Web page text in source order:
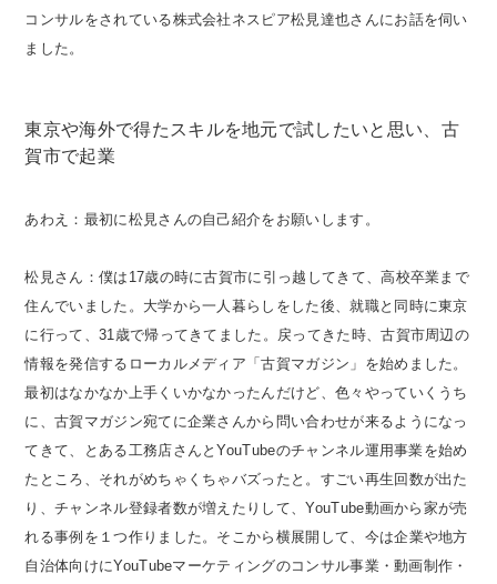
コンサルをされている株式会社ネスピア松見達也さんにお話を伺い
ました。
東京や海外で得たスキルを地元で試したいと思い、古
賀市で起業
あわえ：最初に松見さんの自己紹介をお願いします。
松見さん：僕は17歳の時に古賀市に引っ越してきて、高校卒業まで
住んでいました。大学から一人暮らしをした後、就職と同時に東京
に行って、31歳で帰ってきてました。戻ってきた時、古賀市周辺の
情報を発信するローカルメディア「古賀マガジン」を始めました。
最初はなかなか上手くいかなかったんだけど、色々やっていくうち
に、古賀マガジン宛てに企業さんから問い合わせが来るようになっ
てきて、とある工務店さんとYouTubeのチャンネル運用事業を始め
たところ、それがめちゃくちゃバズったと。すごい再生回数が出た
り、チャンネル登録者数が増えたりして、YouTube動画から家が売
れる事例を１つ作りました。そこから横展開して、今は企業や地方
自治体向けにYouTubeマーケティングのコンサル事業・動画制作・